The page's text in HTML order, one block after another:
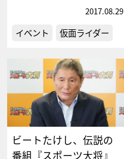
2017.08.29
イベント 仮面ライダー
ビートたけし、伝説の
番組『スポーツ大将』